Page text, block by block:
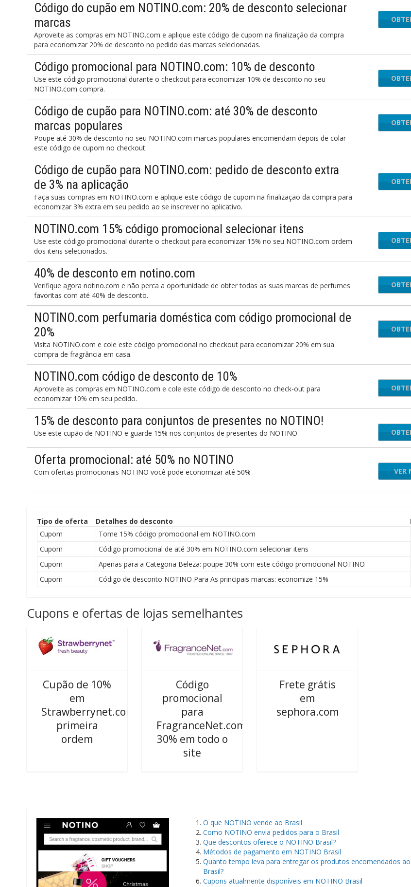
Código do cupão em NOTINO.com: 20% de desconto selecionar
marcas
Aproveite as compras em NOTINO.com e aplique este código de cupom na finalização da compra
para economizar 20% de desconto no pedido das marcas selecionadas.
Código promocional para NOTINO.com: 10% de desconto
Use este código promocional durante o checkout para economizar 10% de desconto no seu
NOTINO.com compra.
Código de cupão para NOTINO.com: até 30% de desconto
marcas populares
Poupe até 30% de desconto no seu NOTINO.com marcas populares encomendam depois de colar
este código de cupom no checkout.
Código de cupão para NOTINO.com: pedido de desconto extra
de 3% na aplicação
Faça suas compras em NOTINO.com e aplique este código de cupom na finalização da compra para
economizar 3% extra em seu pedido ao se inscrever no aplicativo.
NOTINO.com 15% código promocional selecionar itens
Use este código promocional durante o checkout para economizar 15% no seu NOTINO.com ordem
dos itens selecionados.
40% de desconto em notino.com
Verifique agora notino.com e não perca a oportunidade de obter todas as suas marcas de perfumes
favoritas com até 40% de desconto.
NOTINO.com perfumaria doméstica com código promocional de
20%
Visita NOTINO.com e cole este código promocional no checkout para economizar 20% em sua
compra de fragrância em casa.
NOTINO.com código de desconto de 10%
Aproveite as compras em NOTINO.com e cole este código de desconto no check-out para
economizar 10% em seu pedido.
15% de desconto para conjuntos de presentes no NOTINO!
Use este cupão de NOTINO e guarde 15% nos conjuntos de presentes do NOTINO
Oferta promocional: até 50% no NOTINO
Com ofertas promocionais NOTINO você pode economizar até 50% VER
Tipo de oferta Detalhes do desconto
Cupom
Tome 15% código promocional em NOTINO.com
Cupom
Código promocional de até 30% em NOTINO.com selecionar itens
Cupom
Apenas para a Categoria Beleza: poupe 30% com este código promocional NOTINO
Cupom
Código de desconto NOTINO Para As principais marcas: economize 15%
Cupons e ofertas de lojas semelhantes
Cupão de 10%
em
Strawberrynet.com
primeira
ordem
Código
promocional
para
FragranceNet.com:
30% em todo o
site
Frete grátis
em
sephora.com
​O que NOTINO vende ao Brasil
Como NOTINO envia pedidos para o Brasil
Que descontos oferece o NOTINO Brasil?
Métodos de pagamento em NOTINO Brasil
Quanto tempo leva para entregar os produtos encomendados
Brasil?
Cupons atualmente disponíveis em NOTINO Brasil